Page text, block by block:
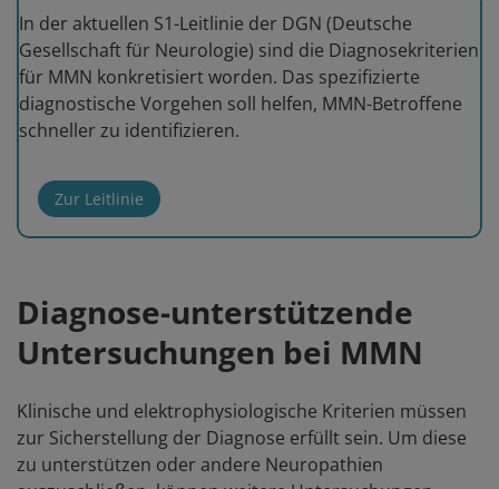
In der aktuellen S1-Leitlinie der DGN (Deutsche
Gesellschaft für Neurologie) sind die Diagnosekriterien
für MMN konkretisiert worden. Das spezifizierte
diagnostische Vorgehen soll helfen, MMN-Betroffene
schneller zu identifizieren.
Zur Leitlinie
Diagnose-unterstützende
Untersuchungen bei MMN
Klinische und elektrophysiologische Kriterien müssen
zur Sicherstellung der Diagnose erfüllt sein. Um diese
zu unterstützen oder andere Neuropathien